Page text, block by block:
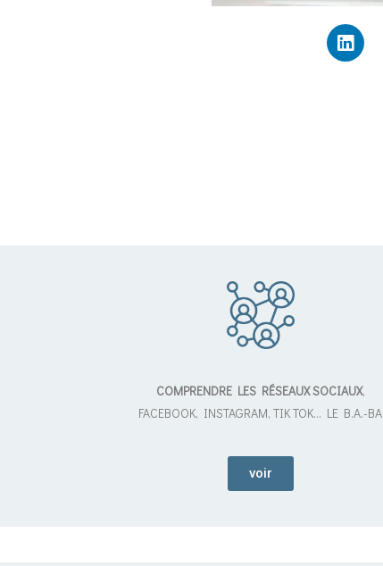
COMPRENDRE LES RÉSEAUX SOCIAUX,
FACEBOOK, INSTAGRAM, TIK TOK… LE B.A.-BA
voir